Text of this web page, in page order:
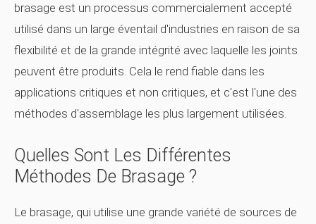
brasage est un processus commercialement accepté
utilisé dans un large éventail d'industries en raison de sa
flexibilité et de la grande intégrité avec laquelle les joints
peuvent être produits. Cela le rend fiable dans les
applications critiques et non critiques, et c'est l'une des
méthodes d'assemblage les plus largement utilisées.
Quelles Sont Les Différentes
Méthodes De Brasage ?
Le brasage, qui utilise une grande variété de sources de